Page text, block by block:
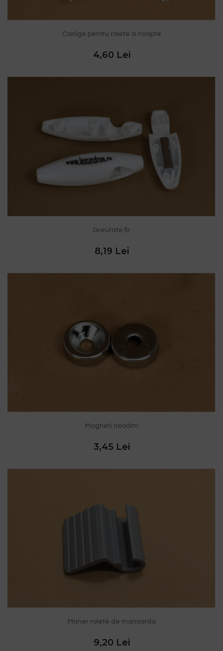
Carlige pentru rolete zi noapte
4,60 Lei
Greutate fir
8,19 Lei
Magneti neodim
3,45 Lei
Maner rolete de mansarda
9,20 Lei